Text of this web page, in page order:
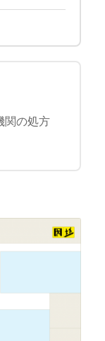
関の処方